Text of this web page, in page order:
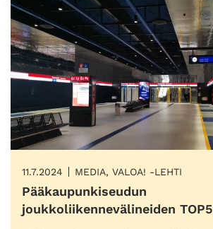
11.7.2024 MEDIA, VALOA! -LEHTI
Pääkaupunkiseudun
joukkoliikennevälineiden TOP5